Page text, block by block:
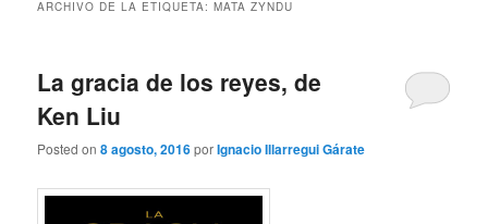
ARCHIVO DE LA ETIQUETA:MATA ZYNDU
La gracia de los reyes, de
Ken Liu
Posted on8 agosto, 2016porIgnacio Illarregui Gárate